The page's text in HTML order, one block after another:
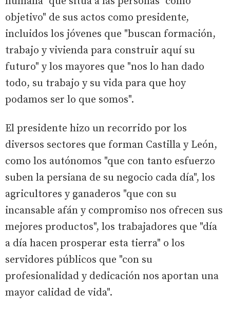
objetivo" de sus actos como presidente,
incluidos los jóvenes que "buscan formación,
trabajo y vivienda para construir aquí su
futuro" y los mayores que "nos lo han dado
todo, su trabajo y su vida para que hoy
podamos ser lo que somos".
El presidente hizo un recorrido por los
diversos sectores que forman Castilla y León,
como los autónomos "que con tanto esfuerzo
suben la persiana de su negocio cada día", los
agricultores y ganaderos "que con su
incansable afán y compromiso nos ofrecen sus
mejores productos", los trabajadores que "día
a día hacen prosperar esta tierra" o los
servidores públicos que "con su
profesionalidad y dedicación nos aportan una
mayor calidad de vida".